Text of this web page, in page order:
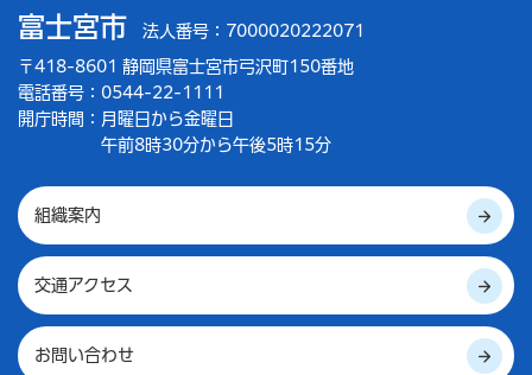
富士宮市 法人番号：7000020222071
〒418-8601 静岡県富士宮市弓沢町150番地
電話番号：0544-22-1111
開庁時間： 月曜日から金曜日
午前8時30分から午後5時15分
組織案内
交通アクセス
お問い合わせ